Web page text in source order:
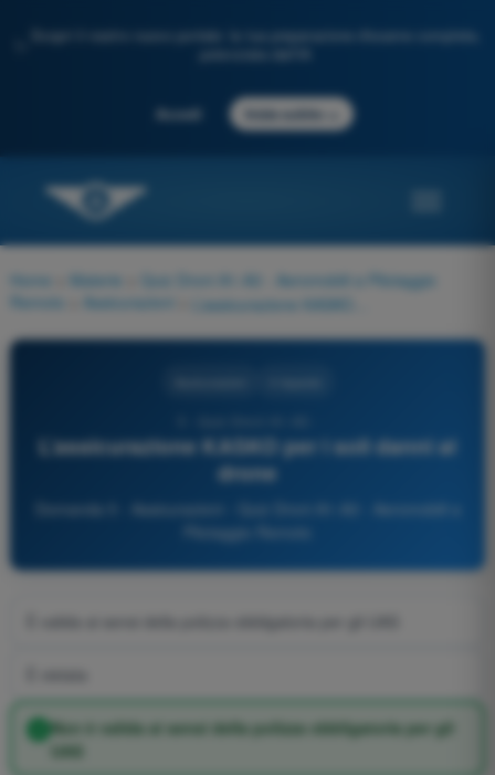
Scopri il nostro nuovo portale: la tua preparazione d'esame completa,
Accedi Inizia subito
Home Materie
Quiz Droni A1-A3 - Aeromobili a Pilotaggio
Assicurazioni
L’assicurazione KASKO per i soli danni al
drone
Pilotaggio Remoto
Non è valida ai sensi della polizza obbligatoria per gli
UAS